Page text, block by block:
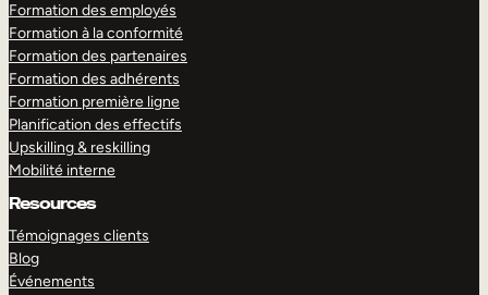
Formation des employés
Formation à la conformité
Formation des partenaires
Formation des adhérents
Formation première ligne
Planification des effectifs
Upskilling & reskilling
Mobilité interne
Resources
Témoignages clients
Blog
Événements